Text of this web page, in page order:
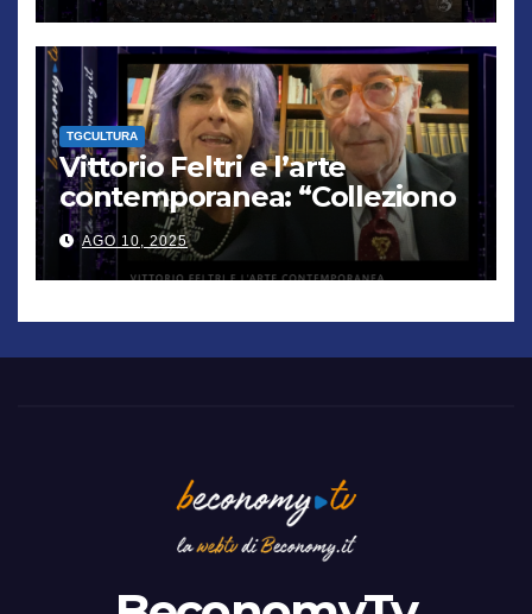
TGCULTURA
Vittorio Feltri e l’arte
contemporanea: “Colleziono
De Chirico. Cattelan? Un
genio”
AGO 10, 2025